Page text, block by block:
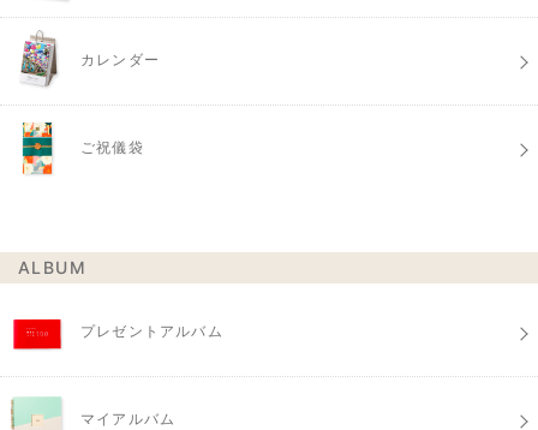
カレンダー
ご祝儀袋
ALBUM
プレゼントアルバム
マイアルバム